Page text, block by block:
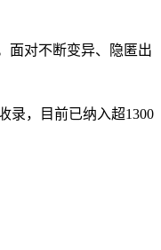
面对不断变异、隐匿出
录，目前已纳入超1300